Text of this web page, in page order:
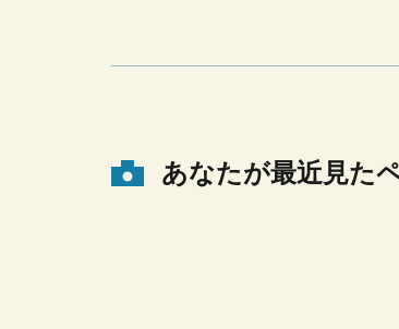
あなたが最近見た